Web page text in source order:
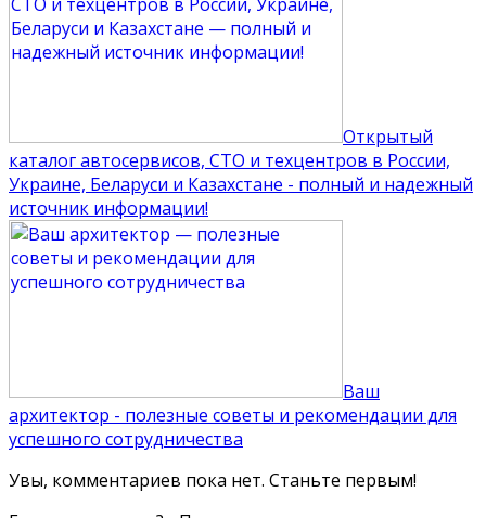
Открытый
каталог автосервисов, СТО и техцентров в России,
Украине, Беларуси и Казахстане - полный и надежный
источник информации!
Ваш
архитектор - полезные советы и рекомендации для
успешного сотрудничества
Увы, комментариев пока нет. Станьте первым!